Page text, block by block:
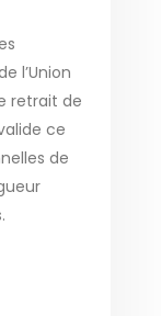
l’Union
retrait de
ce
de